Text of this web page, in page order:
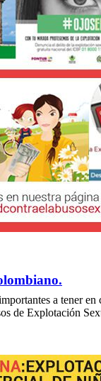
a tener
de Explotación